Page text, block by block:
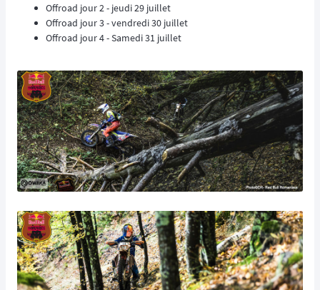
Offroad jour 2 - jeudi 29 juillet
Offroad jour 3 - vendredi 30 juillet
Offroad jour 4 - Samedi 31 juillet